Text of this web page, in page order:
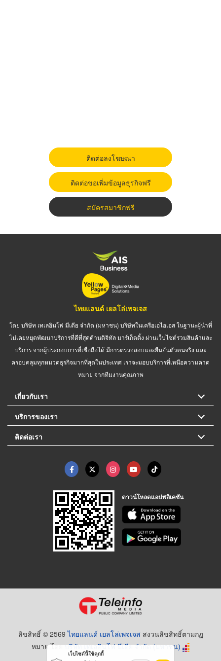
ติดต่อลงโฆษณา
ติดต่อขอเพิ่มข้อมูลธุรกิจฟรี
สมัครสมาชิกฟรี
ไทยแลนด์ เยลโล่เพจเจส
โดย บริษัท เทเลอินโฟ มีเดีย จำกัด (มหาชน) บริษัทในเครือเอไอเอส ในฐานะผู้นำที่
ไม่เคยหยุดพัฒนาบริการที่ดีที่สุดด้านดิจิทัล มาร์เก็ตติ้ง ผ่านเว็บไซต์รวมสินค้าและ
บริการ จากผู้ประกอบการที่เชื่อถือได้ มีการตรวจสอบและยืนยันตัวตนจริง และ
ครอบคลุมทุกหมวดธุรกิจมากที่สุดในประเทศ เราจะมอบบริการที่เหนือความคาด
หมาย จากทีมงานคุณภาพ
เกี่ยวกับเรา
บริการของเรา
ติดต่อเรา
ดาวน์โหลดแอปพลิเคชัน
ลิขสิทธิ์ © 2569ไทยแลนด์ เยลโล่เพจเจส สงวนลิขสิทธิ์ตามกฏ
หมาย โดยบริษัท เทเลอินโฟ มีเดีย จำกัด (มหาชน)
เว็บไซต์นี้ใช้คุกกี้